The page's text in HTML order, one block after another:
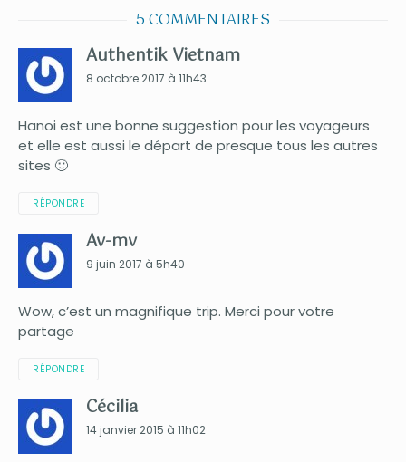
5 COMMENTAIRES
Authentik Vietnam
8 octobre 2017 à 11h43
Hanoi est une bonne suggestion pour les voyageurs
et elle est aussi le départ de presque tous les autres
sites 🙂
RÉPONDRE
Av-mv
9 juin 2017 à 5h40
Wow, c’est un magnifique trip. Merci pour votre
partage
RÉPONDRE
Cécilia
14 janvier 2015 à 11h02